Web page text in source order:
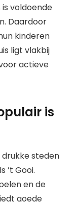
voldoende
Daardoor
kinderen
ligt vlakbij
actieve
is
steden
’t Gooi.
en de
goede